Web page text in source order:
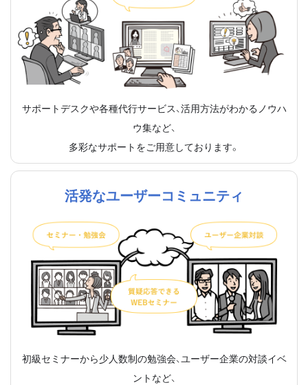
サポートデスクや各種代行サービス、活用方法がわかるノウハ
ウ集など、
多彩なサポートをご用意しております。
活発なユーザーコミュニティ
初級セミナーから少人数制の勉強会、ユーザー企業の対談イベ
ントなど、